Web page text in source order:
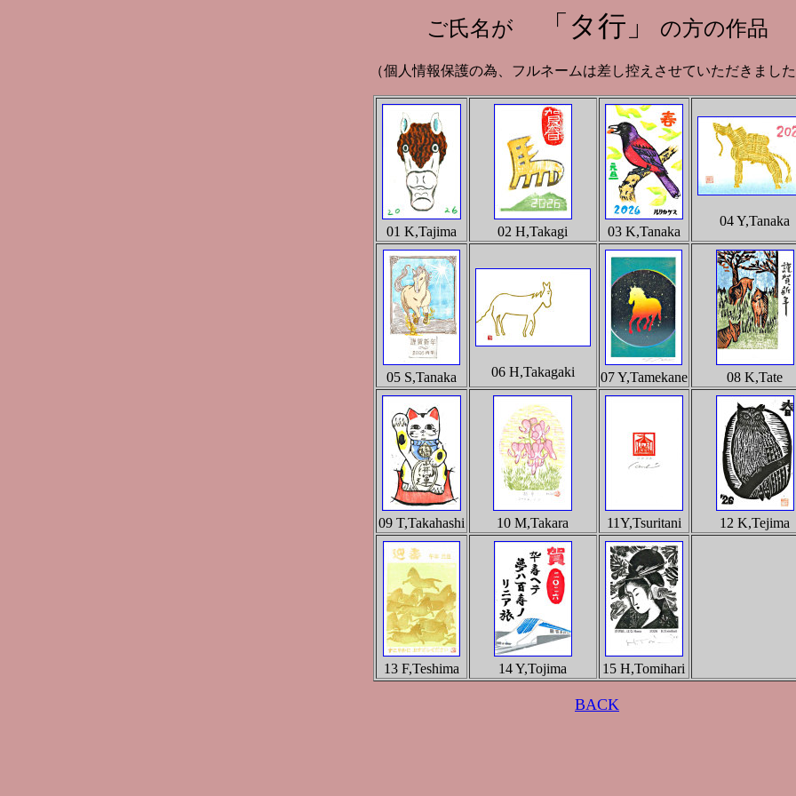
ご氏名が 「タ行」 の方の作品
（個人情報保護の為、フルネームは差し控えさせていただきまし
01 K,Tajima 02 H,Takagi 03 K,Tanaka
04 Y,Tanaka
05 S,Tanaka 06 H,Takagaki 07 Y,Tamekane 08 K,Tate
09 T,Takahashi 10 M,Takara 11Y,Tsuritani 12 K,Tejima
13 F,Teshima 14 Y,Tojima 15 H,Tomihari
BACK